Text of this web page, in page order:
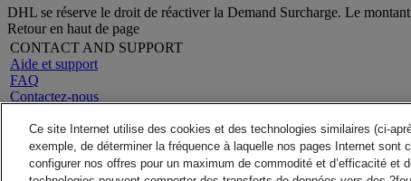
DHL se réserve le droit de réactiver la Demand Surcharge. Le
Retour en haut de page
CONTACT AND SUPPORT
Aide et support
FAQ
Contactez-nous
LEGAL
Conditions générales
Garantie Remboursement
A propos de DHL
Presse
Carrières
Mention Légale
Ce site Internet utilise des cookies et des technologies similaires (ci-
exemple, de déterminer la fréquence à laquelle nos pages Internet sont
configurer nos offres pour un maximum de commodité et d’efficacité et